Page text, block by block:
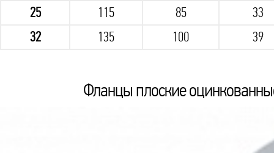
25
115 85
33
32
135 100 39
Фланцы плоские